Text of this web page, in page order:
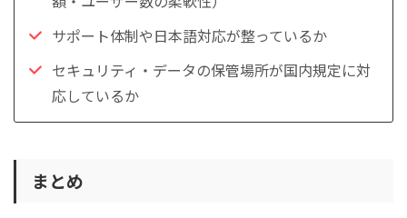
サポート体制や日本語対応が整っているか
セキュリティ・データの保管場所が国内規定に対
応しているか
まとめ